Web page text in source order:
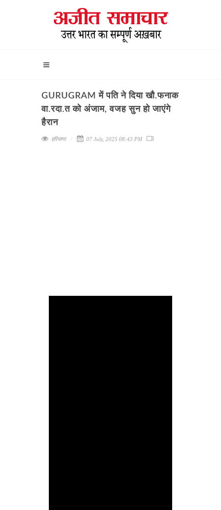
GURUGRAM में पति ने दिया खौ.फनाक
वा.रदा.त को अंजाम, वजह सुन हो जाएंगे
हैरान
हरियाणा 07 July, 2025 08:43 PM